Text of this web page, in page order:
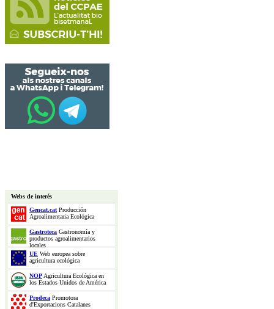
Webs de interés
Gencat.catProducción
Agroalimentaria Ecológica
Gastroteca Gastronomía y
productos agroalimentarios
locales
UE Web europea sobre
agricultura ecológica
NOPAgricultura Ecológica en
los Estados Unidos de América
Prodeca Promotora
d'Exportacions Catalanes